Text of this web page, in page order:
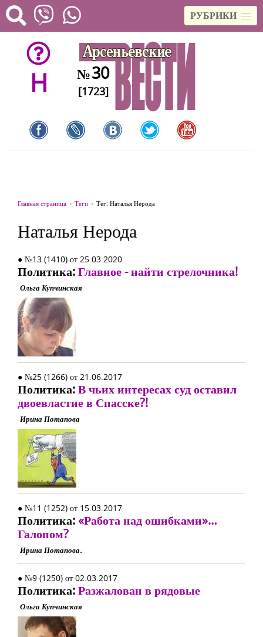
РУБРИКИ
H №30
[1723]
Главная страница Теги Тег: Наталья Нерода
Наталья Нерода
● №13 (1410) от 25.03.2020
Политика:Главное - найти стрелочника!
Ольга Купчинская
● №25 (1266) от 21.06.2017
Политика:В чьих интересах суд оставил
двоевластие в Спасске?!
Ирина Потапова
● №11 (1252) от 15.03.2017
Политика:«Работа над ошибками»…
Галопом?
Ирина Потапова.
● №9 (1250) от 02.03.2017
Политика:Разжалован в рядовые
Ольга Купчинская